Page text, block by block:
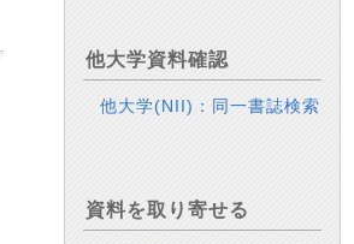
他大学資料確認
他大学(NII)：同一書誌検索
資料を取り寄せる